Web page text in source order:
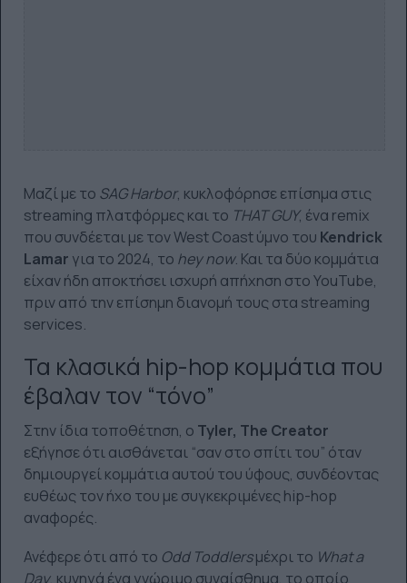
Μαζί με το SAG Harbor, κυκλοφόρησε επίσημα στις
streaming πλατφόρμες και το THAT GUY, ένα remix
που συνδέεται με τον West Coast ύμνο του Kendrick
Lamar για το 2024, το hey now. Και τα δύο κομμάτια
είχαν ήδη αποκτήσει ισχυρή απήχηση στο YouTube,
πριν από την επίσημη διανομή τους στα streaming
services.
Τα κλασικά hip-hop κομμάτια που
έβαλαν τον “τόνο”
Στην ίδια τοποθέτηση, ο Tyler, The Creator
εξήγησε ότι αισθάνεται “σαν στο σπίτι του” όταν
δημιουργεί κομμάτια αυτού του ύφους, συνδέοντας
ευθέως τον ήχο του με συγκεκριμένες hip-hop
αναφορές.
Ανέφερε ότι από το Odd Toddlersμέχρι το What a
Day, κυνηγά ένα γνώριμο συναίσθημα, το οποίο